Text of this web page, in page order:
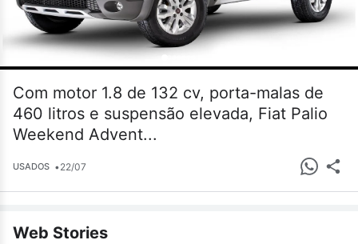
Com motor 1.8 de 132 cv, porta-malas de
460 litros e suspensão elevada, Fiat Palio
Weekend Advent...
USADOS •22/07
Web Stories